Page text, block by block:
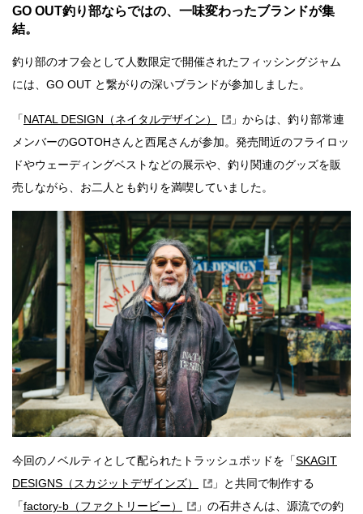
GO OUT釣り部ならではの、一味変わったブランドが集
結。
釣り部のオフ会として人数限定で開催されたフィッシングジャム
には、GO OUT と繋がりの深いブランドが参加しました。
「NATAL DESIGN（ネイタルデザイン）
」からは、釣り部常連
メンバーのGOTOHさんと西尾さんが参加。発売間近のフライロッ
ドやウェーディングベストなどの展示や、釣り関連のグッズを販
売しながら、お二人とも釣りを満喫していました。
今回のノベルティとして配られたトラッシュポッドを「SKAGIT
DESIGNS（スカジットデザインズ）
」と共同で制作する
「factory-b（ファクトリービー）
」の石井さんは、源流での釣